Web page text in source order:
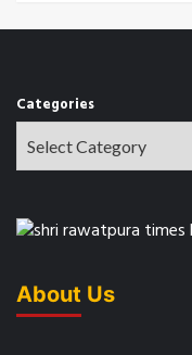
Categories
About Us